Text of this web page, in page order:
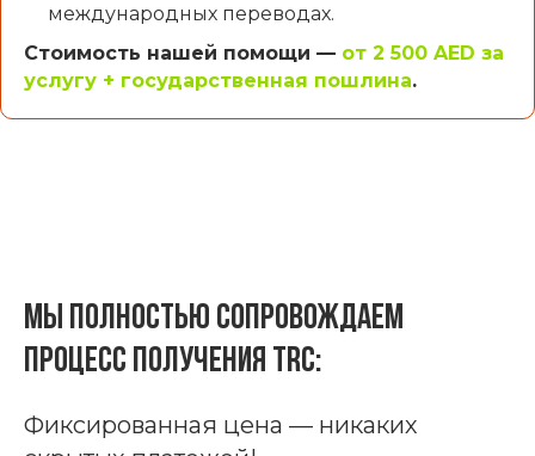
международных переводах.
Стоимость нашей помощи — от 2 500 AED за
услугу + государственная пошлина.
Мы полностью сопровождаем
процесс получения TRC:
Фиксированная цена — никаких